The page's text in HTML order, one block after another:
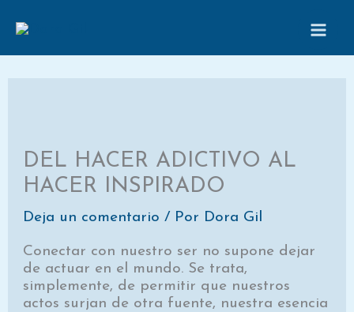
DEL HACER ADICTIVO AL
HACER INSPIRADO
Deja un comentario / Por Dora Gil
Conectar con nuestro ser no supone dejar
de actuar en el mundo. Se trata,
simplemente, de permitir que nuestros
actos surjan de otra fuente, nuestra esencia